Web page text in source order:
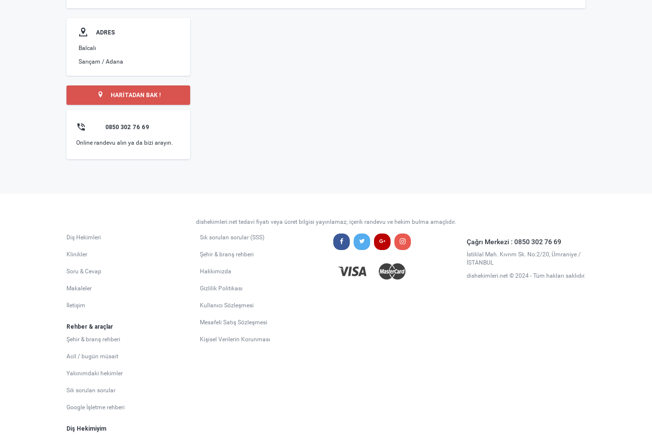
ADRES
Balcalı
Sarıçam / Adana
HARİTADAN BAK !
0850 302 76 69
Online randevu alın ya da bizi arayın.
dishekimleri.net tedavi fiyatı veya ücret bilgisi yayınlamaz; içerik randevu ve hekim bulma amaçlıdır.
Diş Hekimleri
Klinikler
Soru & Cevap
Makaleler
İletişim
Rehber & araçlar
Şehir & branş rehberi
Acil / bugün müsait
Yakınımdaki hekimler
Sık sorulan sorular
Google İşletme rehberi
Diş Hekimiyim
Sık sorulan sorular (SSS)
Şehir & branş rehberi
Hakkımızda
Gizlilik Politikası
Kullanıcı Sözleşmesi
Mesafeli Satış Sözleşmesi
Kişisel Verilerin Korunması
Çağrı Merkezi : 0850 302 76 69
İstiklal Mah. Kıvrım Sk. No:2/20, Ümraniye /
İSTANBUL
dishekimleri.net © 2024 - Tüm hakları saklıdır.